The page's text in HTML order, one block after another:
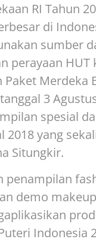
RI Tahun
di
sumber
perayaan HUT
Merdeka
3
spesial
2018 yang
Situngkir.
penampilan
demo
Indonesia